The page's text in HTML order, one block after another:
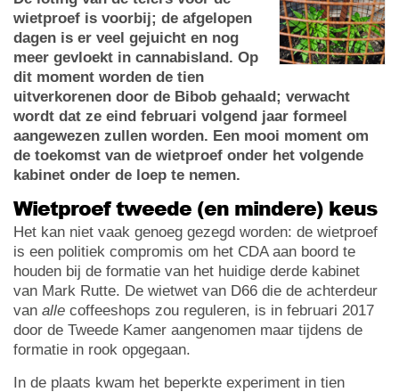
wietproef is voorbij; de afgelopen
dagen is er veel gejuicht en nog
meer gevloekt in cannabisland. Op
dit moment worden de tien
uitverkorenen door de Bibob gehaald; verwacht
wordt dat ze eind februari volgend jaar formeel
aangewezen zullen worden. Een mooi moment om
de toekomst van de wietproef onder het volgende
kabinet onder de loep te nemen.
Wietproef tweede (en mindere) keus
Het kan niet vaak genoeg gezegd worden: de wietproef
is een politiek compromis om het CDA aan boord te
houden bij de formatie van het huidige derde kabinet
van Mark Rutte. De wietwet van D66 die de achterdeur
van alle coffeeshops zou reguleren, is in februari 2017
door de Tweede Kamer aangenomen maar tijdens de
formatie in rook opgegaan.
In de plaats kwam het beperkte experiment in tien